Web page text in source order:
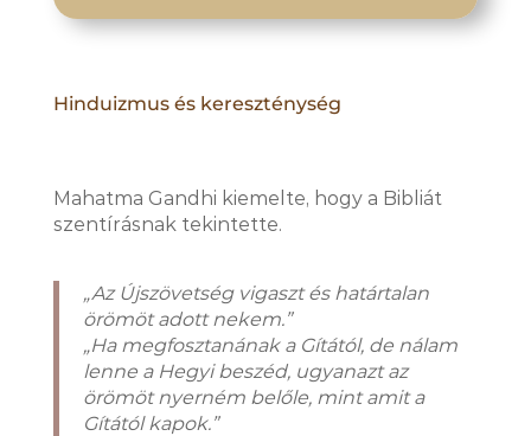
Hinduizmus és kereszténység
Mahatma Gandhi kiemelte, hogy a Bibliát
szentírásnak tekintette.
„Az Újszövetség vigaszt és határtalan
örömöt adott nekem.”
„Ha megfosztanának a Gítától, de nálam
lenne a Hegyi beszéd, ugyanazt az
örömöt nyerném belőle, mint amit a
Gítától kapok.”